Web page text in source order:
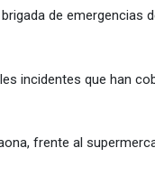
de emergencias
incidentes que han
frente al